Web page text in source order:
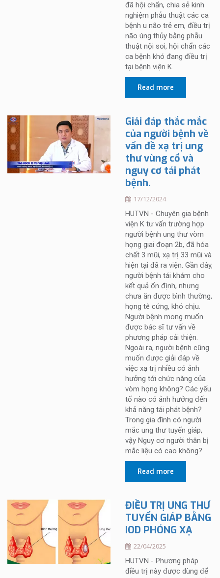
đã hội chẩn, chia sẻ kinh
nghiệm phẫu thuật các ca
bệnh u não trẻ em, điều trị
não úng thủy bằng phẫu
thuật nội soi, hội chẩn các
ca bệnh khó đang điều trị
tại bệnh viện K.
Read more
Giải đáp thắc mắc
của người bệnh về
vấn đề xạ trị ung
thư vùng cổ và
nguy cơ tái phát
bệnh.
17/12/2024
HUTVN - Chuyên gia bệnh
viện K tư vấn trường hợp
người bệnh ung thư vòm
họng giai đoạn 2b, đã hóa
chất 3 mũi, xạ trị 33 mũi và
hiện tại đã ra viện. Gần đây,
người bệnh tái khám cho
kết quả ổn định, nhưng
chưa ăn được bình thường,
họng tê cứng, khó chịu.
Người bệnh mong muốn
được bác sĩ tư vấn về
phương pháp cải thiện.
Ngoài ra, người bệnh cũng
muốn được giải đáp về
việc xạ trị nhiều có ảnh
hưởng tới chức năng của
vòm họng không? Các yếu
tố nào có ảnh hưởng đến
khả năng tái phát bệnh?
Trong gia đình có người
mắc ung thư tuyến giáp,
vậy Nguy cơ người thân bị
mắc liệu có cao không?
Read more
ĐIỀU TRỊ UNG THƯ
TUYẾN GIÁP BẰNG
IOD PHÓNG XẠ
22/04/2025
HUTVN - Phương pháp
điều trị này được dùng để